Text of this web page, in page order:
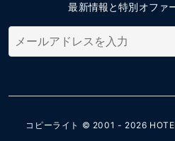
最新情報と特別オファ
コピーライト © 2001 - 2026